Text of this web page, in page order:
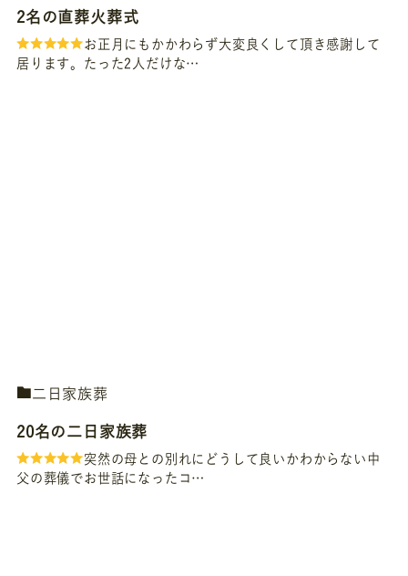
2名の直葬火葬式
お正月にもかかわらず大変良くして頂き感謝して
居ります。たった2人だけな…
二日家族葬
20名の二日家族葬
突然の母との別れにどうして良いかわからない中
父の葬儀でお世話になったコ…